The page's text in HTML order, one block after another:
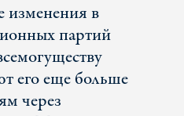
изменения в
партий
его еще больше
через